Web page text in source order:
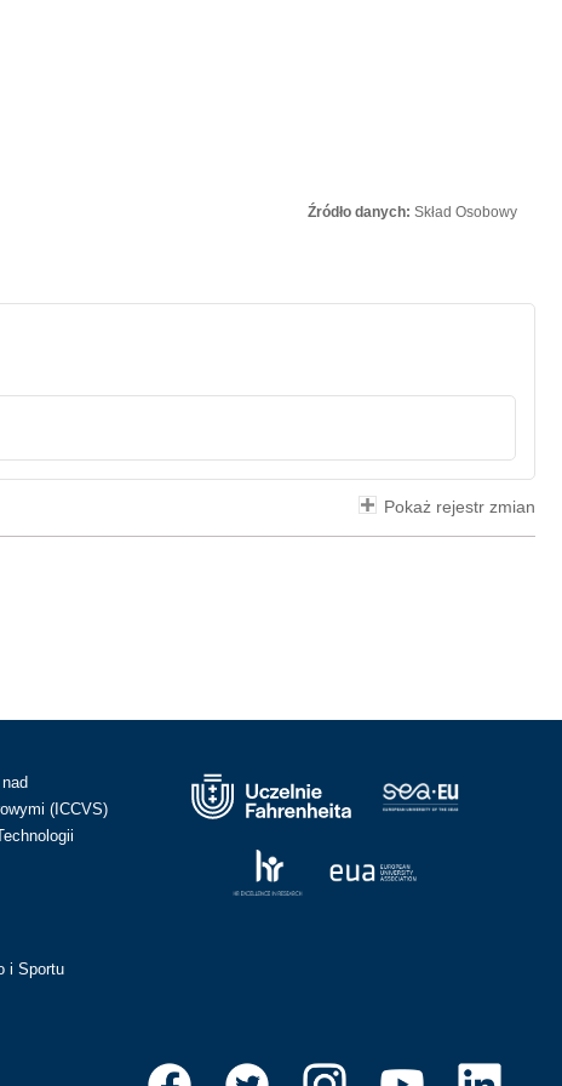
Źródło danych: Skład Osobowy
Pokaż rejestr zmian
(ICCVS)
i Sportu